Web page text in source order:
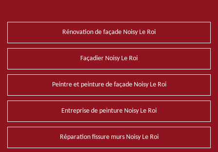
Rénovation de façade Noisy Le Roi
Façadier Noisy Le Roi
Peintre et peinture de façade Noisy Le Roi
Entreprise de peinture Noisy Le Roi
Réparation fissure murs Noisy Le Roi